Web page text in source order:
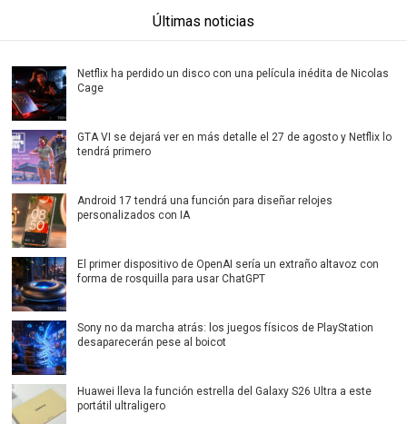
Últimas noticias
Netflix ha perdido un disco con una película inédita de Nicolas
Cage
GTA VI se dejará ver en más detalle el 27 de agosto y Netflix lo
tendrá primero
Android 17 tendrá una función para diseñar relojes
personalizados con IA
El primer dispositivo de OpenAI sería un extraño altavoz con
forma de rosquilla para usar ChatGPT
Sony no da marcha atrás: los juegos físicos de PlayStation
desaparecerán pese al boicot
Huawei lleva la función estrella del Galaxy S26 Ultra a este
portátil ultraligero